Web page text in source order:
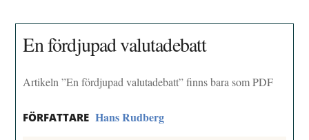
En fördjupad valutadebatt
Artikeln ”En fördjupad valutadebatt” finns bara som PDF
FÖRFATTARE Hans Rudberg